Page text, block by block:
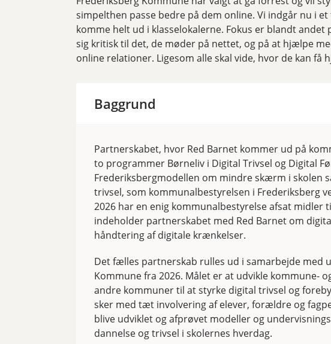
simpelthen passe bedre på dem online. Vi indgår nu i
komme helt ud i klasselokalerne. Fokus er blandt
sig kritisk til det, de møder på nettet, og på at hjælpe
online relationer. Ligesom alle skal vide, hvor de kan få
Baggrund
Partnerskabet, hvor Red Barnet kommer ud på
to programmer Børneliv i Digital Trivsel og Digital
Frederiksbergmodellen om mindre skærm i skolen
trivsel, som kommunalbestyrelsen i Frederiksberg
2026 har en enig kommunalbestyrelse afsat midler
indeholder partnerskabet med Red Barnet om
håndtering af digitale krænkelser.
Det fælles partnerskab rulles ud i samarbejde med
Kommune fra 2026. Målet er at udvikle kommune-
andre kommuner til at styrke digital trivsel og
sker med tæt involvering af elever, forældre og
blive udviklet og afprøvet modeller og
dannelse og trivsel i skolernes hverdag.